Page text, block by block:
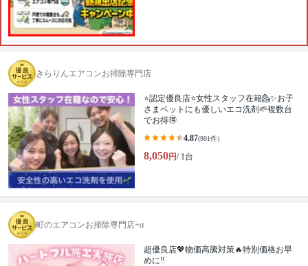
きらりんエアコンお掃除専門店
⭐️認定優良店⭐️女性スタッフ在籍💁‍✨お子
さまペットにも優しいエコ洗剤🌱複数台
でお得🉐
4.87(901件)
8,050円/ 1台
町のエアコンお掃除専門店+α
超優良店💖物価高騰対策🔥特別価格お早
めに‼️